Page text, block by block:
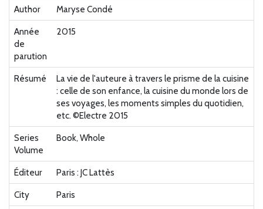
Author
Maryse Condé
Année
de
parution
2015
Résumé
La vie de l'auteure à travers le prisme de la cuisine
: celle de son enfance, la cuisine du monde lors de
ses voyages, les moments simples du quotidien,
etc. ©Electre 2015
Series
Volume
Book, Whole
Éditeur
Paris : JC Lattès
City
Paris